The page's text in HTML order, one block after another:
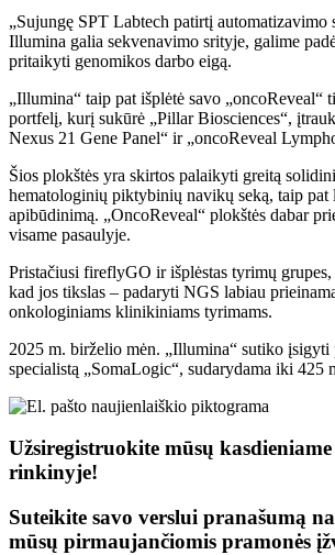
„Sujungę SPT Labtech patirtį automatizavimo
Illumina galia sekvenavimo srityje, galime
pritaikyti genomikos darbo eigą.
„Illumina“ taip pat išplėtė savo „oncoReveal“
portfelį, kurį sukūrė „Pillar Biosciences“,
Nexus 21 Gene Panel“ ir „oncoReveal
Šios plokštės yra skirtos palaikyti greitą
hematologinių piktybinių navikų seką, taip
apibūdinimą. „OncoReveal“ plokštės dabar
visame pasaulyje.
Pristačiusi fireflyGO ir išplėstas tyrimų
kad jos tikslas – padaryti NGS labiau
onkologiniams klinikiniams tyrimams.
2025 m. birželio mėn. „Illumina“ sutiko įsigyti
specialistą „SomaLogic“, sudarydama iki 425
Užsiregistruokite mūsų
rinkinyje!
Suteikite savo verslui pranašumą
mūsų pirmaujančiomis pramonės